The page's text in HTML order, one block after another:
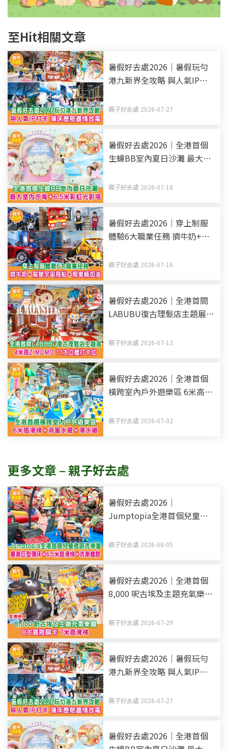
至Hit相關文章
暑假好去處2026｜暑假玩勻
港九新界全攻略 與人氣IP打
更新）
親子好去處 2026-07-27
暑假好去處2026｜全港首個
生蠔BB室內夏日沙灘 最大室
親子好去處 2026-07-18
暑假好去處2026｜穿上制服
體驗6大職業任務 擠牛奶+駕
親子好去處 2026-07-16
暑假好去處2026｜全港首間
LABUBU復古理髮店主題展 4
位
親子好去處 2026-07-13
暑假好去處2026｜全港首個
橫跨室內戶外遊樂區 6米高滑
親子好去處 2026-07-02
更多文章 – 親子好去處
暑假好去處2026｜
Jumptopia全港首個兒童透
米高滑梯+洗車體驗
親子好去處 2026-08-05
暑假好去處2026｜全港首個
8,000 呎古埃及主題充氣樂園
親子好去處 2026-07-29
暑假好去處2026｜暑假玩勻
港九新界全攻略 與人氣IP打
更新）
親子好去處 2026-07-27
暑假好去處2026｜全港首個